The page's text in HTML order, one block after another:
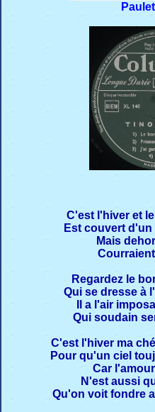
C'est l'hiver et
Est couvert
Mais
Regardez le
Qui se dresse à
Il a l'air
Qui soudain
C'est l'hiver ma
Pour qu'un ciel
Car
N'est aussi
Qu'on voit fondre